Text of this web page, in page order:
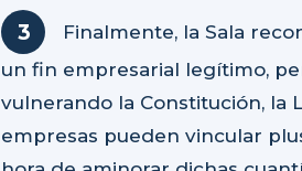
Finalmente, la Sala
un fin empresarial legítimo,
vulnerando la Constitución, la
empresas pueden vincular